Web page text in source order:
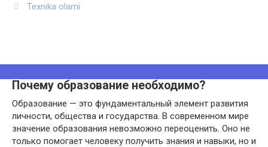
Texnika olami
Почему образование необходимо?
Образование — это фундаментальный элемент развития
личности, общества и государства. В современном мире
значение образования невозможно переоценить. Оно не
только помогает человеку получить знания и навыки, но и